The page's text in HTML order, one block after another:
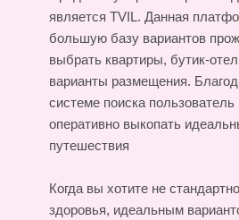
является TVIL. Данная
большую базу вариантов
выбрать квартиры, бутик-
варианты размещения.
системе поиска
оперативно выкопать
путешествия
Когда вы хотите не
здоровья, идеальным